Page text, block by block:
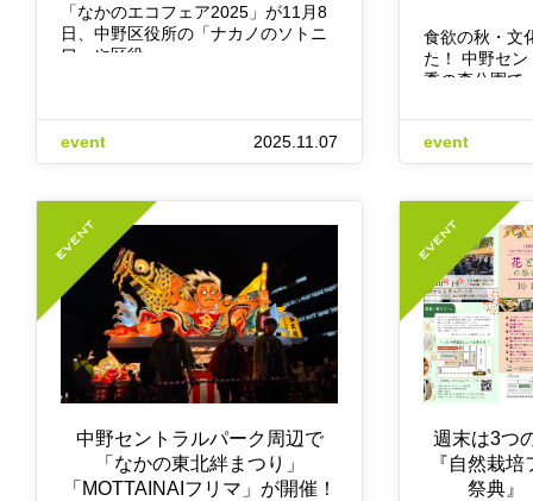
「なかのエコフェア2025」が11月8
日、中野区役所の「ナカノのソトニ
ワ」や区役…
event 2025.11.07
食欲の秋・文
た！ 中野セ
季の森公園
event
中野セントラルパーク周辺で
「なかの東北絆まつり」
「MOTTAINAIフリマ」が開催！
週末は3つ
『自然栽
祭典』